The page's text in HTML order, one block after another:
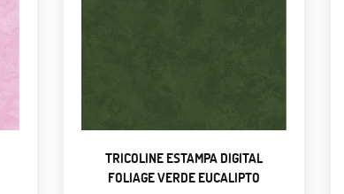
TRICOLINE ESTAMPA DIGITAL
FOLIAGE VERDE EUCALIPTO